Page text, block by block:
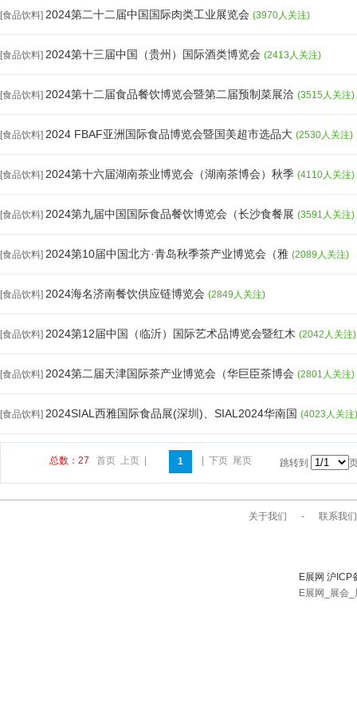
[食品饮料] 2024第二十二届中国国际肉类工业展览会 (3970人关注)
[食品饮料] 2024第十三届中国（贵州）国际酒类博览会 (2413人关注)
[食品饮料] 2024第十二届食品餐饮博览会暨第二届预制菜展洽 (3515人关注)
[食品饮料] 2024 FBAF亚洲国际食品博览会暨国美超市选品大 (2530人关注)
[食品饮料] 2024第十六届湖南茶业博览会（湖南茶博会）秋季 (4110人关注)
[食品饮料] 2024第九届中国国际食品餐饮博览会（长沙食餐展 (3591人关注)
[食品饮料] 2024第10届中国北方·青岛秋季茶产业博览会（雅 (2089人关注)
[食品饮料] 2024海名济南餐饮供应链博览会 (2849人关注)
[食品饮料] 2024第12届中国（临沂）国际艺术品博览会暨红木 (2042人关注)
[食品饮料] 2024第二届天津国际茶产业博览会（华巨臣茶博会 (2801人关注)
[食品饮料] 2024SIAL西雅国际食品展(深圳)、SIAL2024华南国 (4023人关注)
总数：27 首页 上页 1 下页 尾页 跳转到
关于我们 - 联系我们
E展网 沪
E展网_展会